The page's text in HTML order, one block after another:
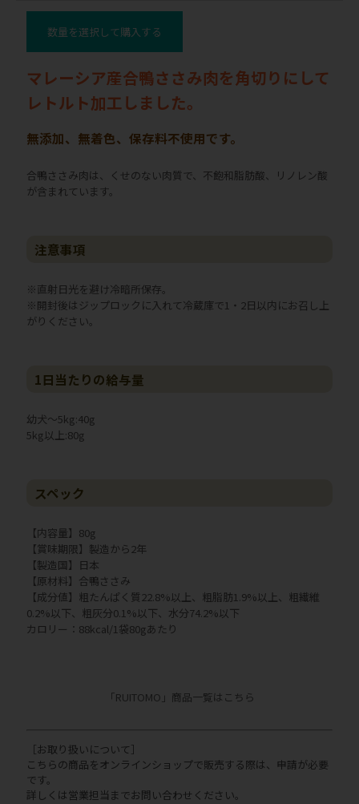
数量を選択して購入する
マレーシア産合鴨ささみ肉を角切りにして
レトルト加工しました。
無添加、無着色、保存料不使用です。
合鴨ささみ肉は、くせのない肉質で、不飽和脂肪酸、リノレン酸
が含まれています。
注意事項
※直射日光を避け冷暗所保存。
※開封後はジップロックに入れて冷蔵庫で1・2日以内にお召し上
がりください。
1日当たりの給与量
幼犬～5kg:40g
5kg以上:80g
スペック
【内容量】80g
【賞味期限】製造から2年
【製造国】日本
【原材料】合鴨ささみ
【成分値】粗たんぱく質22.8%以上、粗脂肪1.9%以上、粗繊維
0.2%以下、粗灰分0.1%以下、水分74.2%以下
カロリー：88kcal/1袋80gあたり
「RUITOMO」商品一覧はこちら
［お取り扱いについて］
こちらの商品をオンラインショップで販売する際は、申請が必要
です。
詳しくは営業担当までお問い合わせください。